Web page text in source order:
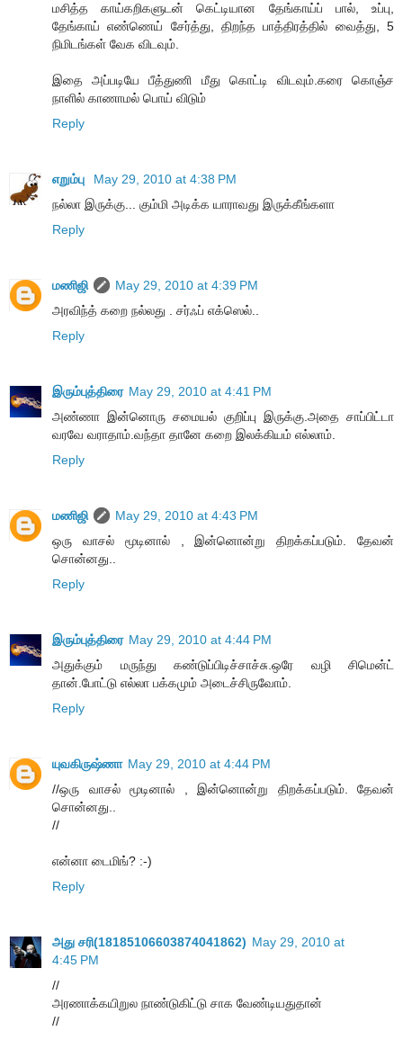
மசித்த காய்கறிகளுடன் கெட்டியான தேங்காய்ப் பால், உப்பு,
தேங்காய் எண்ணெய் சேர்த்து, திறந்த பாத்திரத்தில் வைத்து, 5
நிமிடங்கள் வேக ‌விடவு‌ம்.
இதை அப்படியே பீத்துணி மீது கொட்டி விடவும்.கரை கொஞ்ச
நாளில் காணாமல் பொய் விடும்
Reply
எறும்பு
May 29, 2010 at 4:38 PM
நல்லா இருக்கு... கும்மி அடிக்க யாராவது இருக்கீங்களா
Reply
மணிஜி
May 29, 2010 at 4:39 PM
அரவிந்த் கறை நல்லது . சர்ஃப் எக்ஸெல்..
Reply
இரும்புத்திரை May 29, 2010 at 4:41 PM
அண்ணா இன்னொரு சமையல் குறிப்பு இருக்கு.அதை சாப்பிட்டா
வரவே வராதாம்.வந்தா தானே கறை இலக்கியம் எல்லாம்.
Reply
மணிஜி
May 29, 2010 at 4:43 PM
ஒரு வாசல் மூடினால் , இன்னொன்று திறக்கப்படும். தேவன்
சொன்னது..
Reply
இரும்புத்திரை May 29, 2010 at 4:44 PM
அதுக்கும் மருந்து கண்டுப்பிடிச்சாச்சு.ஒரே வழி சிமென்ட்
தான்.போட்டு எல்லா பக்கமும் அடைச்சிருவோம்.
Reply
யுவகிருஷ்ணா May 29, 2010 at 4:44 PM
//ஒரு வாசல் மூடினால் , இன்னொன்று திறக்கப்படும். தேவன்
சொன்னது..
//
என்னா டைமிங்? :-)
Reply
அது சரி(18185106603874041862) May 29, 2010 at
4:45 PM
//
அரணாக்கயிறுல நாண்டுகிட்டு சாக வேண்டியதுதான்
//